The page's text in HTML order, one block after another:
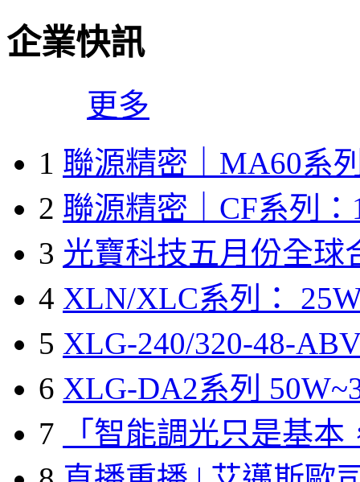
企業快訊
更多
1 聯源精密｜MA60系
2 聯源精密｜CF系列：
3 光寶科技五月份全球
4 XLN/XLC系列：
5 XLG-240/320-48-
6 XLG-DA2系列
7
「智能調光只是基本